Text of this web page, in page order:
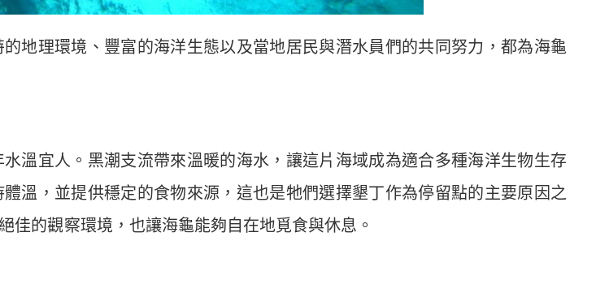
地理環境、豐富的海洋生態以及當地居民與潛水員們的共同努力，都為海龜
溫宜人。黑潮支流帶來溫暖的海水，讓這片海域成為適合多種海洋生物生存
溫，並提供穩定的食物來源，這也是牠們選擇墾丁作為停留點的主要原因之
的觀察環境，也讓海龜能夠自在地覓食與休息。